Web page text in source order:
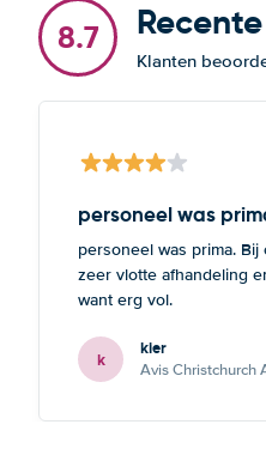
8.7
Klanten
personeel was
personeel was prima.
zeer vlotte afhandeling
want erg vol.
k kier
Avis Christchurch